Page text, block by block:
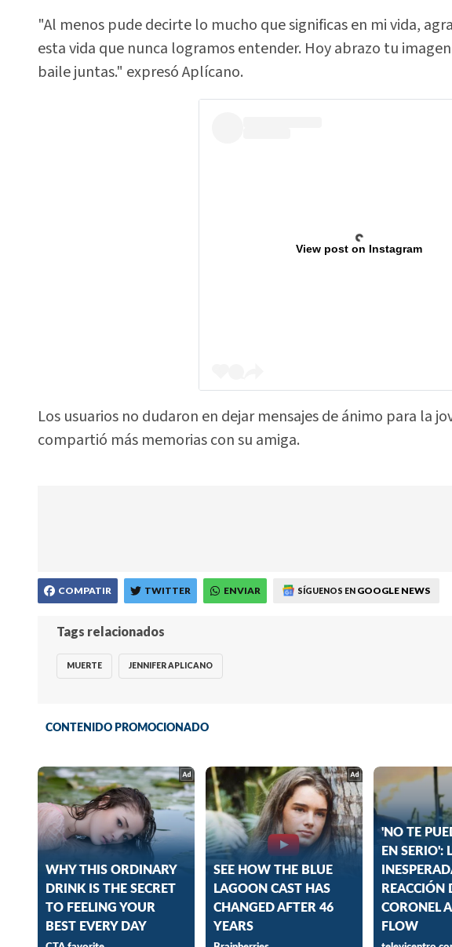
"Al menos pude decirte lo mucho que significas en mi vida,
esta vida que nunca logramos entender. Hoy abrazo tu
baile juntas." expresó Aplícano.
View post on Instagram
Los usuarios no dudaron en dejar mensajes de ánimo para la
compartió más memorias con su amiga.
COMPATIR TWITTER ENVIAR SÍGUENOS EN GOOGLE NEWS
Tags relacionados
MUERTE JENNIFER APLICANO